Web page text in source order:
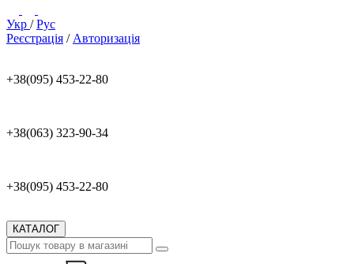
Укр /Рус
Реєстрація / Авторизація
+38(095) 453-22-80
+38(063) 323-90-34
+38(095) 453-22-80
КАТАЛОГ